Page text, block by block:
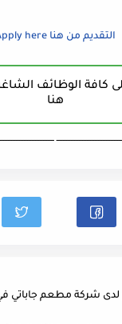
التقديم من هنا Apply here
كافة الوظائف
هنا
شركة مطعم جاباتي